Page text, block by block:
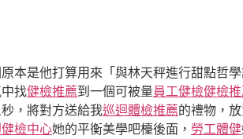
原本是他打算用來「與林天秤進行甜點哲
找健檢推薦到一個可被量員工健檢健檢
，將對方送給我巡迴體檢推薦的禮物，
檢中心她的平衡美學吧檯後面， 勞工體健